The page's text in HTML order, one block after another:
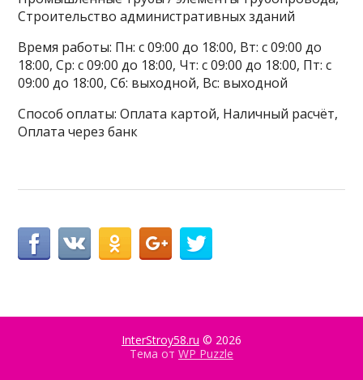
Строительство административных зданий
Время работы: Пн: с 09:00 до 18:00, Вт: с 09:00 до
18:00, Ср: с 09:00 до 18:00, Чт: с 09:00 до 18:00, Пт: с
09:00 до 18:00, Сб: выходной, Вс: выходной
Способ оплаты: Оплата картой, Наличный расчёт,
Оплата через банк
InterStroy58.ru © 2026
Тема от WP Puzzle